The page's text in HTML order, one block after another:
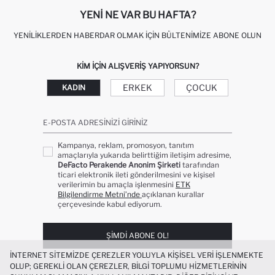
YENI NE VAR BU HAFTA?
YENILIKLERDEN HABERDAR OLMAK İÇIN BÜLTENIMIZE ABONE OLUN
KIM IÇIN ALIŞVERIŞ YAPIYORSUN?
KADIN ERKEK ÇOCUK
E-POSTA ADRESINIZI GIRINIZ
Kampanya, reklam, promosyon, tanıtım
amaçlarıyla yukarıda belirttiğim iletişim adresime,
DeFacto Perakende Anonim Şirketi tarafından
ticari elektronik ileti gönderilmesini ve kişisel
verilerimin bu amaçla işlenmesini ETK
Bilgilendirme Metni’nde açıklanan kurallar
çerçevesinde kabul ediyorum.
ŞIMDI ABONE OL!
İNTERNET SITEMIZDE ÇEREZLER YOLUYLA KIŞISEL VERI IŞLENMEKTE
OLUP; GEREKLI OLAN ÇEREZLER, BILGI TOPLUMU HIZMETLERININ